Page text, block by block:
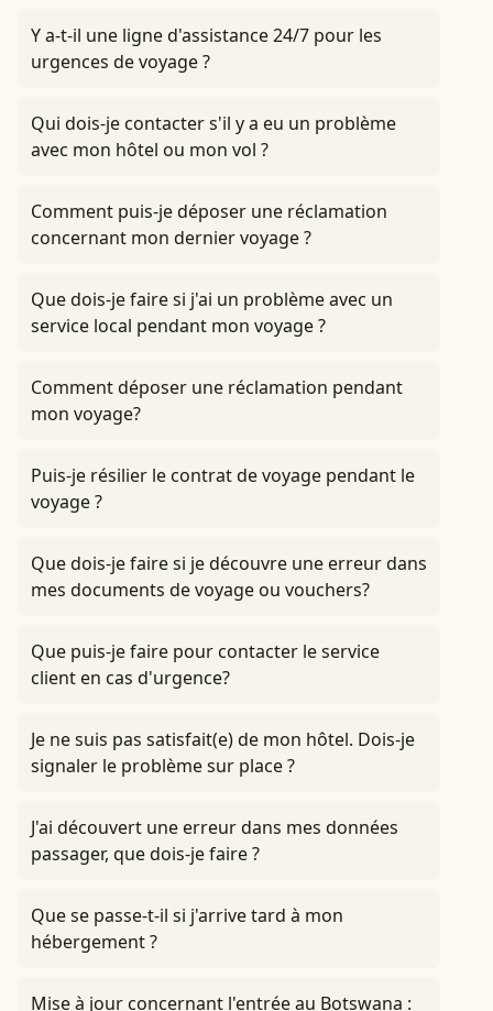
Y a-t-il une ligne d'assistance 24/7 pour les
urgences de voyage ?
Qui dois-je contacter s'il y a eu un problème
avec mon hôtel ou mon vol ?
Comment puis-je déposer une réclamation
concernant mon dernier voyage ?
Que dois-je faire si j'ai un problème avec un
service local pendant mon voyage ?
Comment déposer une réclamation pendant
mon voyage?
Puis-je résilier le contrat de voyage pendant le
voyage ?
Que dois-je faire si je découvre une erreur dans
mes documents de voyage ou vouchers?
Que puis-je faire pour contacter le service
client en cas d'urgence?
Je ne suis pas satisfait(e) de mon hôtel. Dois-je
signaler le problème sur place ?
J'ai découvert une erreur dans mes données
passager, que dois-je faire ?
Que se passe-t-il si j'arrive tard à mon
hébergement ?
Mise à jour concernant l'entrée au Botswana :